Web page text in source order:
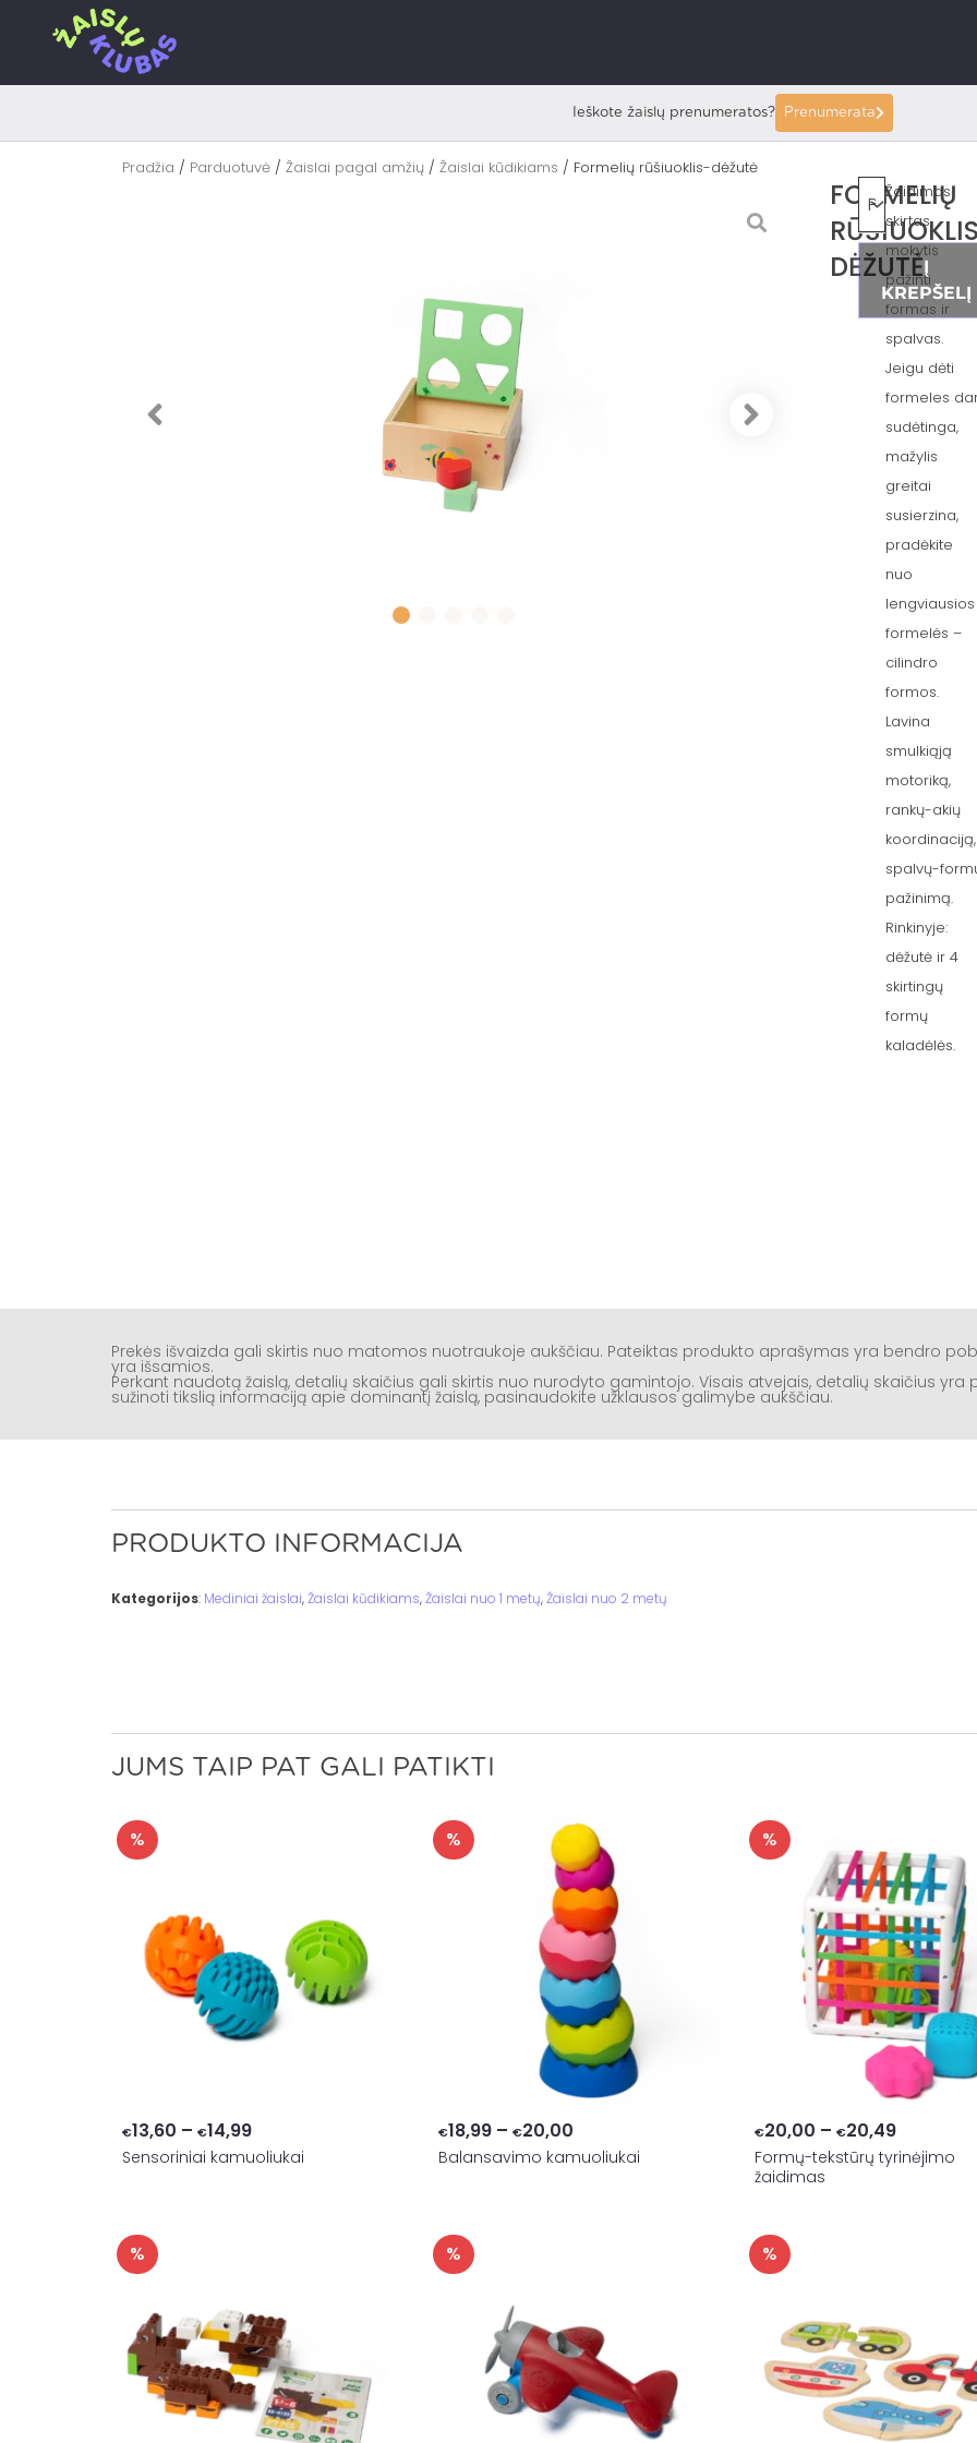
Ieškote žaislų prenumeratos? Prenumerata
Pradžia / Parduotuvė / Žaislai pagal amžių / Žaislai kūdikiams / Formelių rūšiuoklis-dėžutė
FORMELIŲ
DĖŽUTĖĮ
KREPŠELĮ
Žaidimas
skirtas
mokytis
pažinti
formas ir
spalvas.
Jeigu dėti
formeles
sudėtinga,
mažylis
greitai
susierzina,
pradėkite
nuo
lengviausios
formelės –
cilindro
formos.
Lavina
smulkiąją
motoriką,
rankų-akių
koordinaciją,
spalvų-
pažinimą.
Rinkinyje:
dėžutė ir 4
skirtingų
formų
kaladėlės.
Prekės išvaizda gali skirtis nuo matomos nuotraukoje aukščiau. Pateiktas produkto aprašymas yra bendro
yra išsamios.
Perkant naudotą žaislą, detalių skaičius gali skirtis nuo nurodyto gamintojo. Visais atvejais, detalių skaičius
sužinoti tikslią informaciją apie dominantį žaislą, pasinaudokite užklausos galimybe aukščiau.
PRODUKTO INFORMACIJA
Kategorijos: Mediniai žaislai,Žaislai kūdikiams,Žaislai nuo 1 metų,Žaislai nuo 2 metų
JUMS TAIP PAT GALI PATIKTI
%
€13,60 – €14,99Price
range:
Sensoriniai kamuoliukai
%
€18,99 – €20,00
range:
Balansavimo kamuoliukai
%
€20,00 – €20,49Price
range:
Formų-tekstūrų tyrinėjimo
žaidimas
% % %